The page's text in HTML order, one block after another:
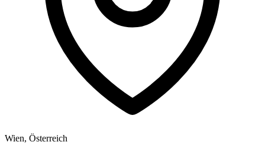
Wien, Österreich